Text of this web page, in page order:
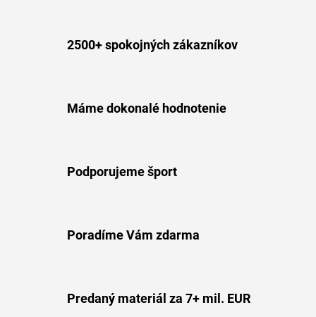
2500+ spokojných zákazníkov
Máme dokonalé hodnotenie
Podporujeme šport
Poradíme Vám zdarma
Predaný materiál za 7+ mil. EUR